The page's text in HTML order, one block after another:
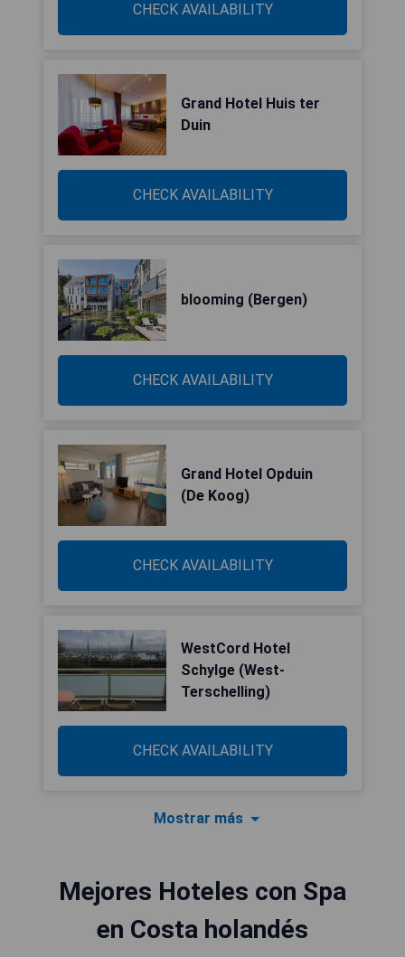
CHECK AVAILABILITY
Grand Hotel Huis ter
Duin
CHECK AVAILABILITY
blooming (Bergen)
CHECK AVAILABILITY
Grand Hotel Opduin
(De Koog)
CHECK AVAILABILITY
WestCord Hotel
Schylge (West-
Terschelling)
CHECK AVAILABILITY
Mostrar más
Mejores Hoteles con Spa
en Costa holandés